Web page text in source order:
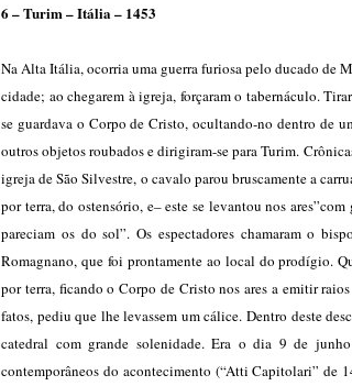
6 – Turim – Itália – 1453
Na Alta Itália, ocorria uma guerra furiosa pelo ducado de
cidade; ao chegarem à igreja, forçaram o tabernáculo.
se guardava o Corpo de Cristo, ocultando-no dentro de
outros objetos roubados e dirigiram-se para Turim.
igreja de São Silvestre, o cavalo parou bruscamente a
por terra, do ostensório, e– este se levantou nos
pareciam os do sol”. Os espectadores chamaram o
Romagnano, que foi prontamente ao local do prodígio.
por terra, ficando o Corpo de Cristo nos ares a emitir
fatos, pediu que lhe levassem um cálice. Dentro deste
catedral com grande solenidade. Era o dia 9 de
contemporâneos do acontecimento (“Atti Capitolari” de